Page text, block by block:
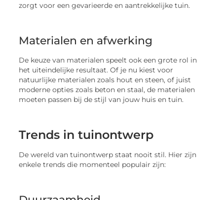
zorgt voor een gevarieerde en aantrekkelijke tuin.
Materialen en afwerking
De keuze van materialen speelt ook een grote rol in
het uiteindelijke resultaat. Of je nu kiest voor
natuurlijke materialen zoals hout en steen, of juist
moderne opties zoals beton en staal, de materialen
moeten passen bij de stijl van jouw huis en tuin.
Trends in tuinontwerp
De wereld van tuinontwerp staat nooit stil. Hier zijn
enkele trends die momenteel populair zijn: